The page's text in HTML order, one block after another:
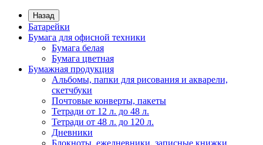
Назад
Батарейки
Бумага для офисной техники
Бумага белая
Бумага цветная
Бумажная продукция
Альбомы, папки для рисования и акварели,
скетчбуки
Почтовые конверты, пакеты
Тетради от 12 л. до 48 л.
Тетради от 48 л. до 120 л.
Дневники
Блокноты, ежедневники, записные книжки